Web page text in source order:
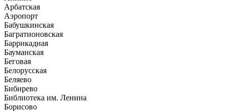
Арбатская
Аэропорт
Бабушкинская
Багратионовская
Баррикадная
Бауманская
Беговая
Белорусская
Беляево
Бибирево
Библиотека им. Ленина
Борисово